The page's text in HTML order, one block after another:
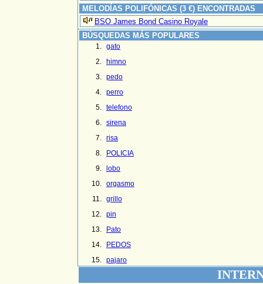
MELODÍAS POLIFÓNICAS (3 €) ENCONTRADAS
BSO James Bond Casino Royale
BÚSQUEDAS MÁS POPULARES
gato
himno
pedo
perro
telefono
sirena
risa
POLICIA
lobo
orgasmo
grillo
pin
Pato
PEDOS
pajaro